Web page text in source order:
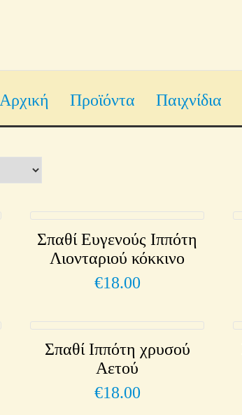
Αρχική Προϊόντα Παιχνίδια
Σπαθί Ευγενούς Ιππότη
Λιονταριού κόκκινο
€18.00
Σπαθί Ιππότη χρυσού
Αετού
€18.00